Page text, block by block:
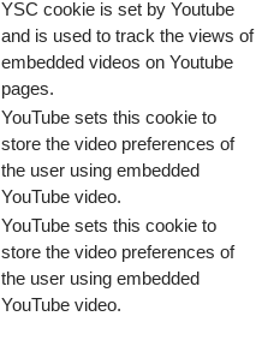
YSC cookie is set by Youtube
and is used to track the views of
embedded videos on Youtube
pages.
YouTube sets this cookie to
store the video preferences of
the user using embedded
YouTube video.
YouTube sets this cookie to
store the video preferences of
the user using embedded
YouTube video.